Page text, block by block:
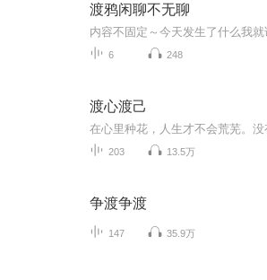
渡鸦闲聊不无聊
6 248
渡心渡己
203 13.5万
争渡争渡
147 35.9万